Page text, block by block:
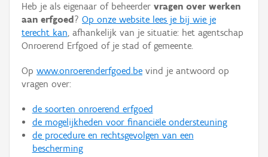
Hergebruik
Aanmelden
Heb je als eigenaar of beheerder vragen over werken
aan erfgoed ? Op onze website lees je bij wie je
terecht kan, afhankelijk van je situatie: het agentschap
Onroerend Erfgoed of je stad of gemeente.
Op www.onroerenderfgoed.be vind je antwoord op
vragen over:
de soorten onroerend erfgoed
de mogelijkheden voor financiële ondersteuning
de procedure en rechtsgevolgen van een
bescherming